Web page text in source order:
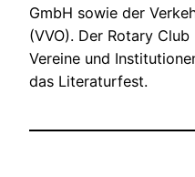
GmbH sowie der
(VVO). Der Rotary
Vereine und
das Literaturfest.